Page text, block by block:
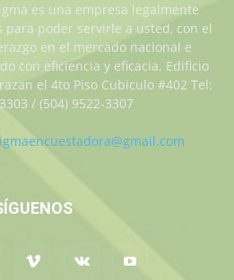
es una empresa legalmente
poder servirle a usted, con el
en el mercado nacional e
con eficiencia y eficacia. Edificio
el 4to Piso Cubiculo #402 Tel:
/ (504) 9522-3307